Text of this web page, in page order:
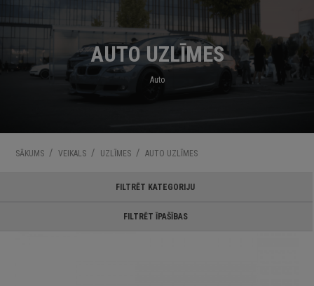
AUTO UZLĪMES
Auto
SĀKUMS / VEIKALS / UZLĪMES / AUTO UZLĪMES
FILTRĒT KATEGORIJU
FILTRĒT ĪPAŠĪBAS